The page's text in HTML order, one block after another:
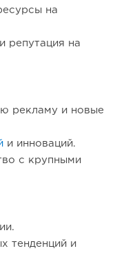
на
репутация на
рекламу и новые
и инноваций.
с крупными
тенденций и